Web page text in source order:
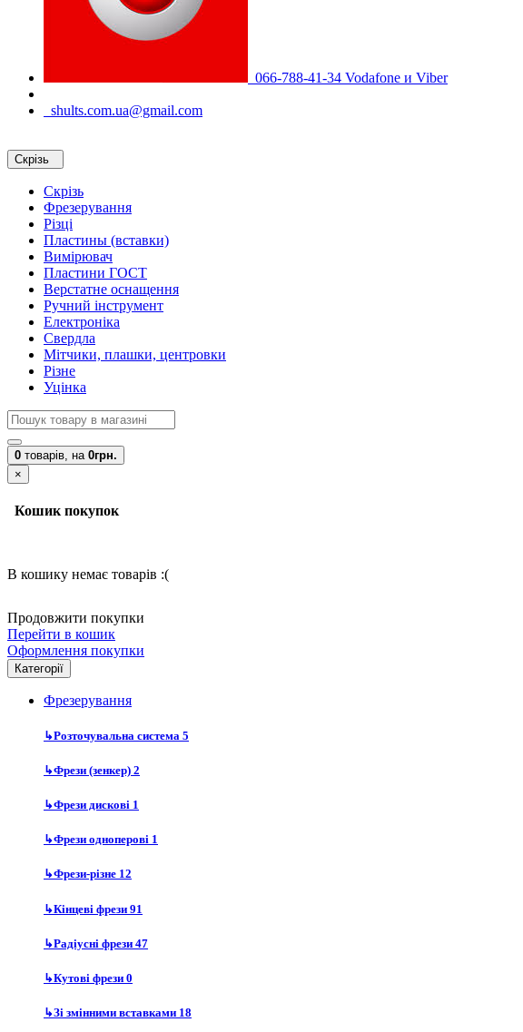
066-788-41-34 Vodafone и Viber
shults.com.ua@gmail.com
Скрізь
Скрізь
Фрезерування
Різці
Пластины (вставки)
Вимірювач
Пластини ГОСТ
Верстатне оснащення
Ручний інструмент
Електроніка
Свердла
Мітчики, плашки, центровки
Різне
Уцінка
0 товарів, на 0грн.
×
Кошик покупок
В кошику немає товарів :(
Продовжити покупки
Перейти в кошик
Оформлення покупки
Категорії
Фрезерування
↳Розточувальна система 5
↳Фрези (зенкер) 2
↳Фрези дискові 1
↳Фрези одноперові 1
↳Фрези-різне 12
↳Кінцеві фрези 91
↳Радіусні фрези 47
↳Кутові фрези 0
↳Зі змінними вставками 18